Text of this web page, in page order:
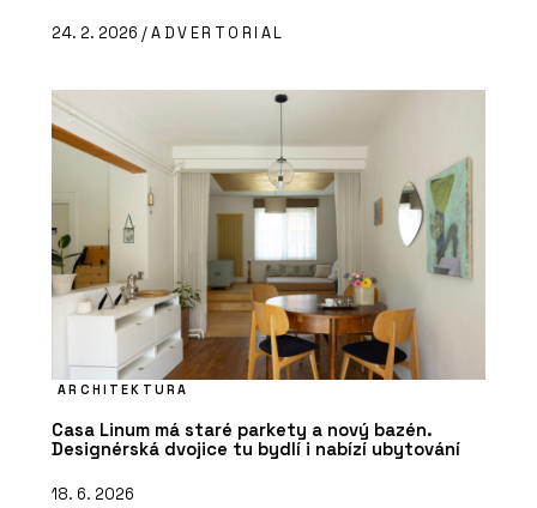
24. 2. 2026 /ADVERTORIAL
ARCHITEKTURA
Casa Linum má staré parkety a nový bazén.
Designérská dvojice tu bydlí i nabízí ubytování
18. 6. 2026